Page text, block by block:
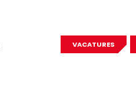
VACATURES